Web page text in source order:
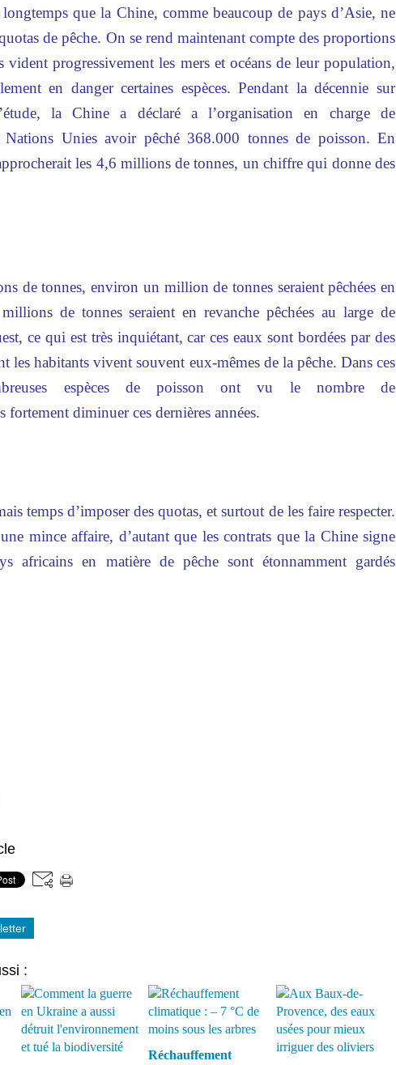
que la Chine, comme beaucoup de pays d’Asie, ne
de pêche. On se rend maintenant compte des proportions
vident progressivement les mers et océans de leur population,
en danger certaines espèces. Pendant la décennie sur
la Chine a déclaré a l’organisation en charge de
Nations Unies avoir pêché 368.000 tonnes de poisson. En
les 4,6 millions de tonnes, un chiffre qui donne des
de tonnes, environ un million de tonnes seraient pêchées en
de tonnes seraient en revanche pêchées au large de
ce qui est très inquiétant, car ces eaux sont bordées par des
les habitants vivent souvent eux-mêmes de la pêche. Dans ces
espèces de poisson ont vu le nombre de
fortement diminuer ces dernières années.
temps d’imposer des quotas, et surtout de les faire respecter.
mince affaire, d’autant que les contrats que la Chine signe
africains en matière de pêche sont étonnamment gardés
:
Réchauffement